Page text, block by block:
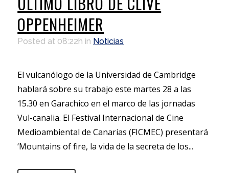
OPPENHEIMER
Posted at 08:22h in Noticias
El vulcanólogo de la Universidad de Cambridge
hablará sobre su trabajo este martes 28 a las
15.30 en Garachico en el marco de las jornadas
Vul-canalia. El Festival Internacional de Cine
Medioambiental de Canarias (FICMEC) presentará
‘Mountains of fire, la vida de la secreta de los...